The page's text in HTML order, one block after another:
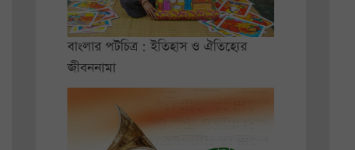
বাংলার পটচিত্র : ইতিহাস ও ঐতিহ্যের
জীবননামা